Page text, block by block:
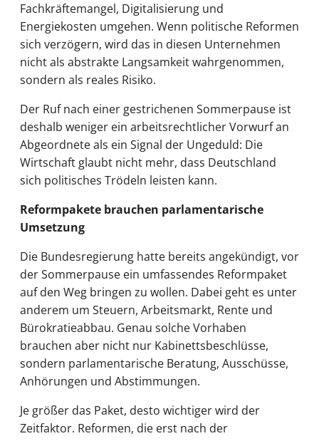
Fachkräftemangel, Digitalisierung und
Energiekosten umgehen. Wenn politische Reformen
sich verzögern, wird das in diesen Unternehmen
nicht als abstrakte Langsamkeit wahrgenommen,
sondern als reales Risiko.
Der Ruf nach einer gestrichenen Sommerpause ist
deshalb weniger ein arbeitsrechtlicher Vorwurf an
Abgeordnete als ein Signal der Ungeduld: Die
Wirtschaft glaubt nicht mehr, dass Deutschland
sich politisches Trödeln leisten kann.
Reformpakete brauchen parlamentarische
Umsetzung
Die Bundesregierung hatte bereits angekündigt, vor
der Sommerpause ein umfassendes Reformpaket
auf den Weg bringen zu wollen. Dabei geht es unter
anderem um Steuern, Arbeitsmarkt, Rente und
Bürokratieabbau. Genau solche Vorhaben
brauchen aber nicht nur Kabinettsbeschlüsse,
sondern parlamentarische Beratung, Ausschüsse,
Anhörungen und Abstimmungen.
Je größer das Paket, desto wichtiger wird der
Zeitfaktor. Reformen, die erst nach der